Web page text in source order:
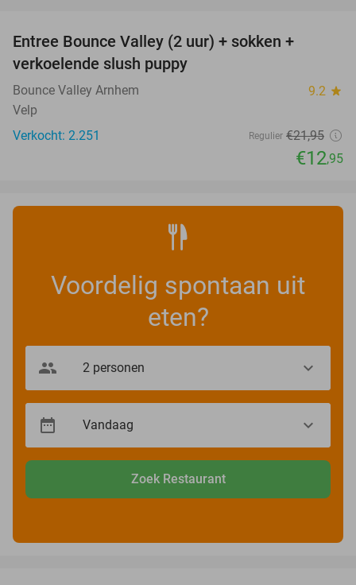
Entree Bounce Valley (2 uur) + sokken +
verkoelende slush puppy
Bounce Valley Arnhem 9.2 star
Velp
Verkocht: 2.251
Regulier €21,95
€12,95
Voordelig spontaan uit
eten?
Zoek Restaurant